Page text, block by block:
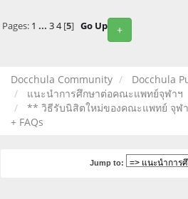
+
Pages: 1 ... 3 4[5] Go Up
Docchula Community
Docchula
แนะนำการศึกษาต่อคณะแพทย์จุฬาฯ
** วิธีรับนิสิตใหม่ของคณะแพทย์ จุฬ
+ FAQs
Jump to: